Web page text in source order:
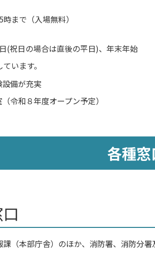
まで（入場無料）
(祝日の場合は直後の平日)、年末年始
います。
備が充実
令和８年度オープン予定）
各種
（本部庁舎）のほか、消防署、消防分